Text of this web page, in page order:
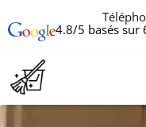
4.8/5 basés sur